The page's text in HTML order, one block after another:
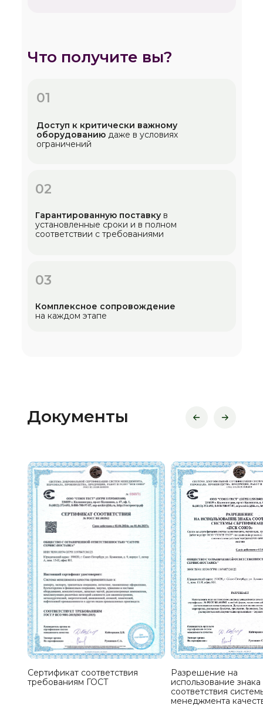
Что получите вы?
01
Доступ к критически важному
оборудованиюдаже в условиях
ограничений
02
Гарантированную поставкув
установленные сроки и в полном
соответствии с требованиями
03
Комплексное сопровождение
на каждом этапе
Документы
Сертификат соответствия
требованиям ГОСТ
Разрешение на
использование знака
соответствия
менеджмента